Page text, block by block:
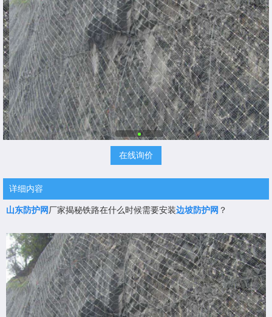
在线询价
详细内容
山东防护网 厂家揭秘铁路在什么时候需要安装边坡防护网 ？